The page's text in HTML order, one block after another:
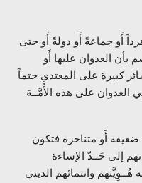
أَو جماعةً أَو دولةً أَو حتى
العدوان عليها أَو
كبيرة على المعتدي حتماً
العدوان على هذه الأُمَّــة
أَو متناحرة فتكون
إلى حَــدّ الإساءة
وانتمائهم الديني